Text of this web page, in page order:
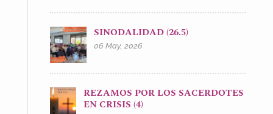
SINODALIDAD (26.5)
06 May, 2026
REZAMOS POR LOS SACERDOTES
EN CRISIS (4)